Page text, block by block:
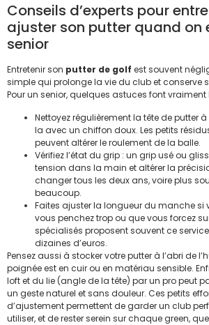
Conseils d’experts pour
ajuster son putter quand on
senior
Entretenir son putter de golf est souvent
simple qui prolonge la vie du club et conserve
Pour un senior, quelques astuces font vraiment
Nettoyez régulièrement la tête de putter
la avec un chiffon doux. Les petits
peuvent altérer le roulement de la balle.
Vérifiez l’état du grip : un grip usé ou
tension dans la main et altérer la
changer tous les deux ans, voire plus
beaucoup.
Faites ajuster la longueur du manche si
vous penchez trop ou que vous forcez
spécialisés proposent souvent ce
dizaines d’euros.
Pensez aussi à stocker votre putter à l’abri de
poignée est en cuir ou en matériau sensible.
loft et du lie (angle de la tête) par un pro peut
un geste naturel et sans douleur. Ces petits
d’ajustement permettent de garder un club
utiliser, et de rester serein sur chaque green,